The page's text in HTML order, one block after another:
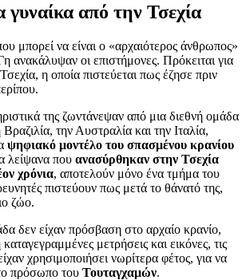
γυναίκα από την Τσεχία
μπορεί να είναι ο «αρχαιότερος άνθρωπος»
ανακάλυψαν οι επιστήμονες. Πρόκειται για
η οποία πιστεύεται πως έζησε πριν
της ζωντάνεψαν από μια διεθνή ομάδα
την Αυστραλία και την Ιταλία,
ψηφιακό μοντέλο του σπασμένου κρανίου
λείψανα που ανασύρθηκαν στην Τσεχία
χρόνια, αποτελούν μόνο ένα τμήμα του
πιστεύουν πως μετά το θάνατό της,
ζώο.
δεν είχαν πρόσβαση στο αρχαίο κρανίο,
μετρήσεις και εικόνες, τις
χρησιμοποιήσει νωρίτερα φέτος, για να
πρόσωπο του Τουταγχαμών.